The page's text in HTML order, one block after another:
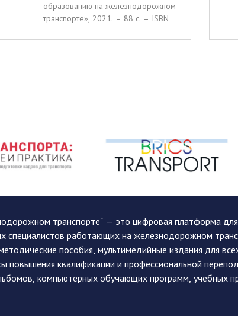
образованию на железнодорожном
транспорте», 2021. – 88 c. – ISBN
транспорте" — это цифровая платформа
специалистов работающих на железнодорожном
пособия, мультимедийные издания для
повышения квалификации и профессиональной
компьютерных обучающих программ, учебных